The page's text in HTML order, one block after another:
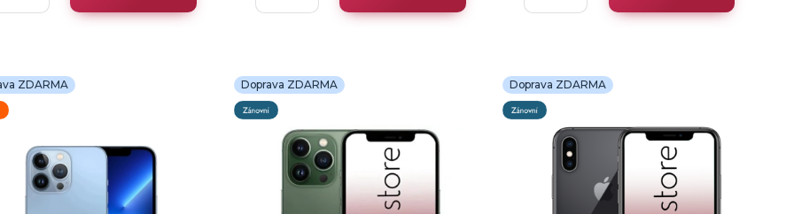
ZDARMA Doprava ZDARMA Doprava ZDARMA